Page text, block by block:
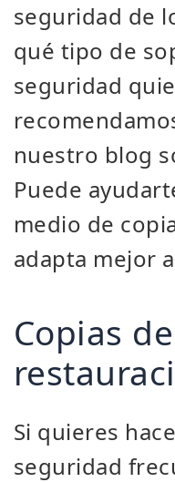
seguridad de
qué tipo de
seguridad
nuestro blog
Puede
medio de
adapta mejor
Copias
Si quieres
seguridad